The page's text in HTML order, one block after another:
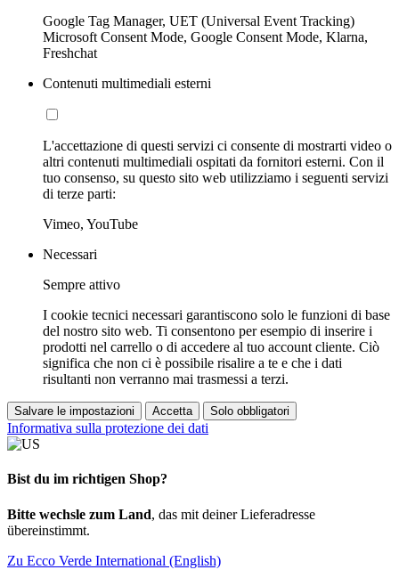
Google Tag Manager, UET (Universal Event Tracking)
Microsoft Consent Mode, Google Consent Mode, Klarna,
Freshchat
Contenuti multimediali esterni
L'accettazione di questi servizi ci consente di mostrarti video o
altri contenuti multimediali ospitati da fornitori esterni. Con il
tuo consenso, su questo sito web utilizziamo i seguenti servizi
di terze parti:
Vimeo, YouTube
Necessari
Sempre attivo
I cookie tecnici necessari garantiscono solo le funzioni di base
del nostro sito web. Ti consentono per esempio di inserire i
prodotti nel carrello o di accedere al tuo account cliente. Ciò
significa che non ci è possibile risalire a te e che i dati
risultanti non verranno mai trasmessi a terzi.
Salvare le impostazioni Accetta Solo obbligatori
Informativa sulla protezione dei dati
Bist du im richtigen Shop?
Bitte wechsle zum Land, das mit deiner Lieferadresse
übereinstimmt.
Zu Ecco Verde International (English)